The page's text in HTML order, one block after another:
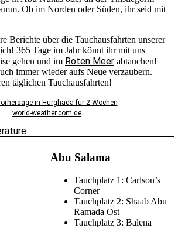
Ob im Norden oder Süden, ihr seid mit
Berichte über die Tauchausfahrten unserer
365 Tage im Jahr könnt ihr mit uns
gehen und im Roten Meer abtauchen!
immer wieder aufs Neue verzaubern.
täglichen Tauchausfahrten!
in Hurghada für 2 Wochen
world-weather.com.de
Abu Salama
Tauchplatz 1: Carlson’s
Corner
Tauchplatz 2: Shaab Abu
Ramada Ost
Tauchplatz 3: Balena